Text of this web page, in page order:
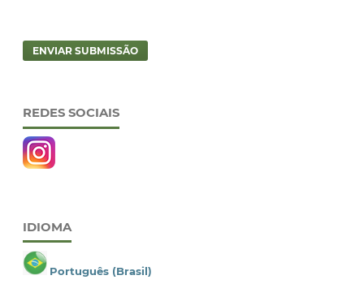
ENVIAR SUBMISSÃO
REDES SOCIAIS
IDIOMA
Português (Brasil)